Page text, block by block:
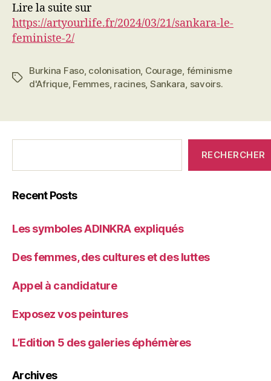
Lire la suite sur
https://artyourlife.fr/2024/03/21/sankara-le-
feministe-2/
Étiquettes
Burkina Faso, colonisation Courage féminisme
d'Afrique, Femmes, racines, Sankara savoirs.
avant?
RECHERCHER
Recent Posts
Les symboles ADINKRA expliqués
Des femmes, des cultures et des luttes
Appel à candidature
Exposez vos peintures
L’Edition 5 des galeries éphémères
Archives